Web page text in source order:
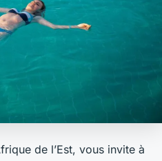
de l’Est, vous invite à